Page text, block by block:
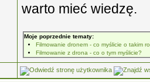
warto mieć wiedzę.
Moje poprzednie tematy:
Filmowanie dronem - co myślicie o takim
Filmowanie z drona - co o tym myślicie?